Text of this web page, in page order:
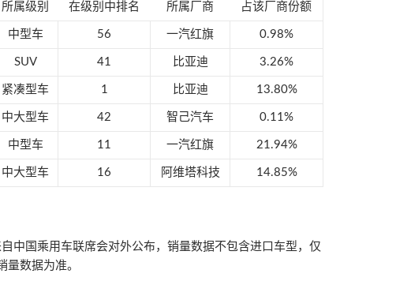
所属级别 在级别中排名 所属厂商 占该厂商份额
中型车 56 一汽红旗 0.98%
SUV 41 比亚迪 3.26%
紧凑型车 1 比亚迪 13.80%
中大型车 42 智己汽车 0.11%
中型车 11 一汽红旗 21.94%
中大型车 16 阿维塔科技 14.85%
国乘用车联席会对外公布，销量数据不包含进口车型，仅
量数据为准。